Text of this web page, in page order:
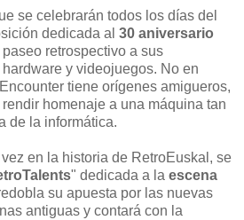
se celebrarán todos los días del
dedicada al 30 aniversario
paseo retrospectivo a sus
y videojuegos. No en
tiene orígenes amigueros,
homenaje a una máquina tan
de la informática.
en la historia de RetroEuskal, se
" dedicada a la escena
su apuesta por las nuevas
antiguas y contará con la